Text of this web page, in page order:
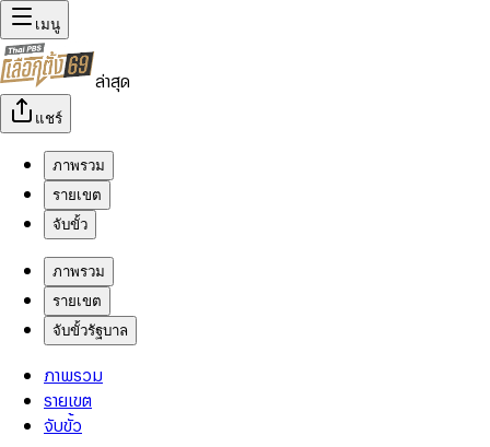
เมนู
ล่าสุด
แชร์
ภาพรวม
รายเขต
จับขั้ว
ภาพรวม
รายเขต
จับขั้วรัฐบาล
ภาพรวม
รายเขต
จับขั้ว